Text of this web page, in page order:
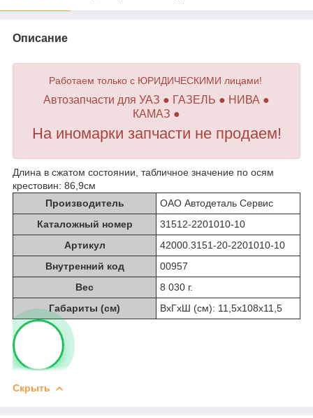
Описание
Работаем только с ЮРИДИЧЕСКИМИ лицами!
Автозапчасти для УАЗ ● ГАЗЕЛЬ ● НИВА ●
КАМАЗ ●
На иномарки запчасти не продаем!
Длина в сжатом состоянии, табличное значение по осям
крестовин: 86,9см
Производитель
ОАО Автодеталь Сервис
Каталожный номер
31512-2201010-10
Артикул
42000.3151-20-2201010-10
Внутренний код
00957
Вес
8 030 г.
Габариты (см)
ВхГхШ (см): 11,5х108х11,5
Скрыть